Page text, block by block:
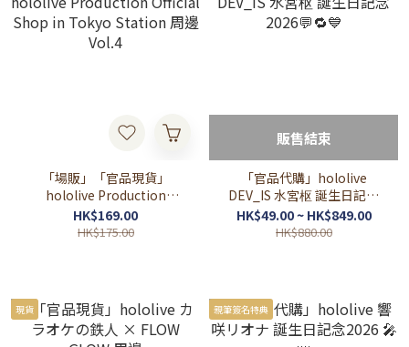
「場販」「官品現貨」
hololive Production
Official Shop in Tokyo
Station 周邊 Vol.4
HK$169.00
HK$175.00
販售結束
「官品代購」hololive
DEV_IS 水宮枢 誕生日記念
2026💬🔁💙
HK$49.00 ~ HK$849.00
HK$880.00
現貨 親筆簽名特典